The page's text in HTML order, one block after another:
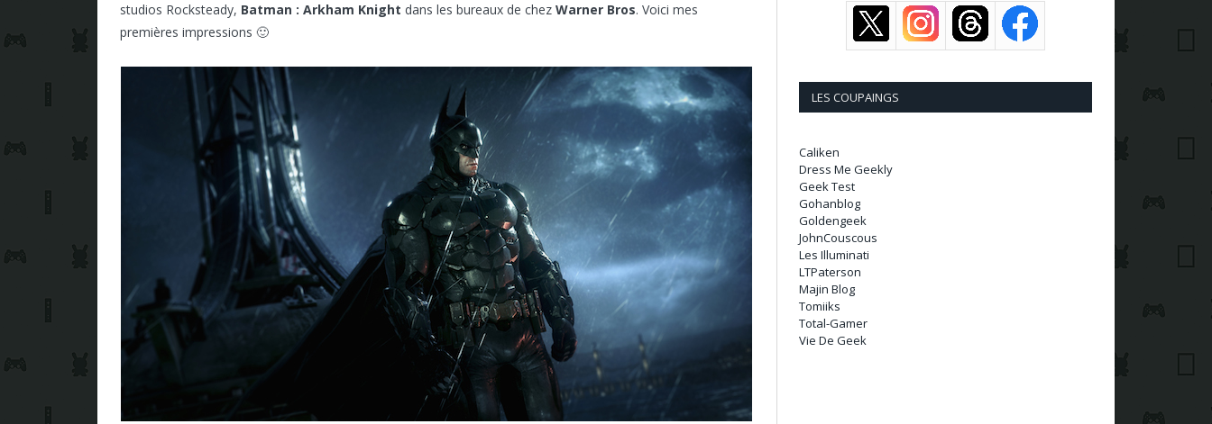
studios Rocksteady, Batman : Arkham Knight dans les bureaux de chez Warner Bros. Voici mes
premières impressions 🙂
LES COUPAINGS
Caliken
Dress Me Geekly
Geek Test
Gohanblog
Goldengeek
JohnCouscous
Les Illuminati
LTPaterson
Majin Blog
Tomiiks
Total-Gamer
Vie De Geek